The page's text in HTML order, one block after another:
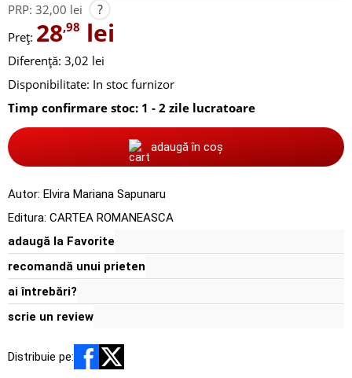
PRP: 32,00 lei ?
Preț: 28,98 lei
Diferență: 3,02 lei
Disponibilitate: In stoc furnizor
Timp confirmare stoc: 1 - 2 zile lucratoare
adaugă în coș
Autor: Elvira Mariana Sapunaru
Editura: CARTEA ROMANEASCA
adaugă la Favorite
recomandă unui prieten
ai întrebări?
scrie un review
Distribuie pe: